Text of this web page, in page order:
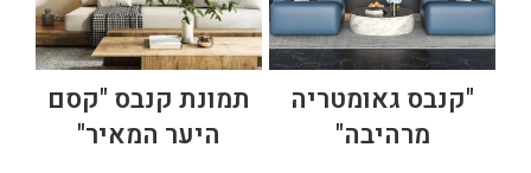
"קנבס גאומטריה
מרהיבה"
תמונת קנבס "קסם
היער המאיר"